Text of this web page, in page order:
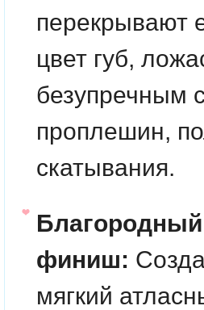
перекрывают
цвет губ,
безупречным
проплешин,
скатывания.
финиш:
мягкий